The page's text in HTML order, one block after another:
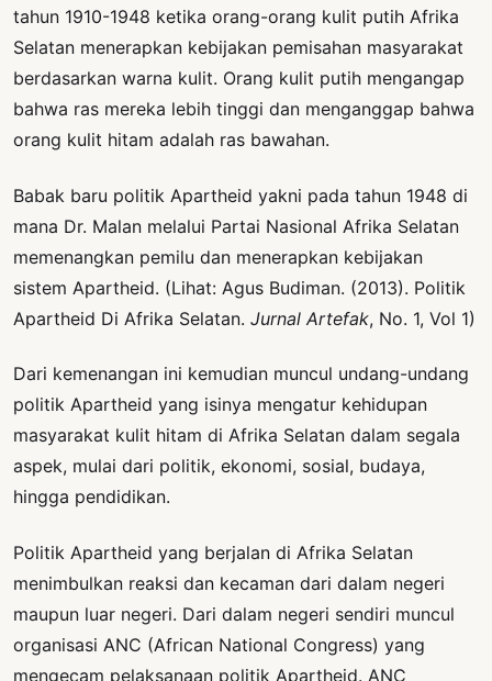
tahun 1910-1948 ketika orang-orang kulit putih Afrika
Selatan menerapkan kebijakan pemisahan masyarakat
berdasarkan warna kulit. Orang kulit putih mengangap
bahwa ras mereka lebih tinggi dan menganggap bahwa
orang kulit hitam adalah ras bawahan.
Babak baru politik Apartheid yakni pada tahun 1948 di
mana Dr. Malan melalui Partai Nasional Afrika Selatan
memenangkan pemilu dan menerapkan kebijakan
sistem Apartheid. (Lihat: Agus Budiman. (2013). Politik
Apartheid Di Afrika Selatan. Jurnal Artefak, No. 1, Vol 1)
Dari kemenangan ini kemudian muncul undang-undang
politik Apartheid yang isinya mengatur kehidupan
masyarakat kulit hitam di Afrika Selatan dalam segala
aspek, mulai dari politik, ekonomi, sosial, budaya,
hingga pendidikan.
Politik Apartheid yang berjalan di Afrika Selatan
menimbulkan reaksi dan kecaman dari dalam negeri
maupun luar negeri. Dari dalam negeri sendiri muncul
organisasi ANC (African National Congress) yang
mengecam pelaksanaan politik Apartheid. ANC